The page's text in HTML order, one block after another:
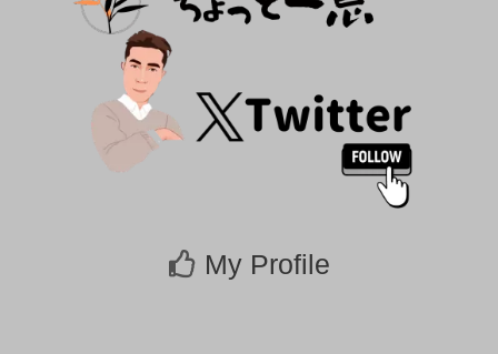
My Profile